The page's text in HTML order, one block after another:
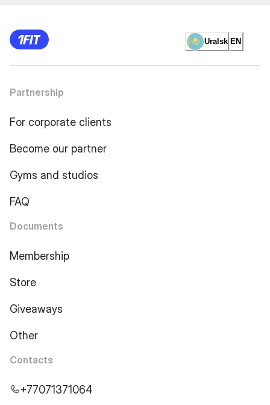
Uralsk EN
Partnership
For corporate clients
Become our partner
Gyms and studios
FAQ
Documents
Membership
Store
Giveaways
Other
Contacts
+77071371064